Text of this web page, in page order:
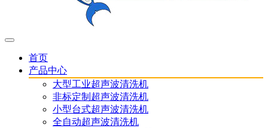
首页
产品中心
大型工业超声波清洗机
非标定制超声波清洗机
小型台式超声波清洗机
全自动超声波清洗机